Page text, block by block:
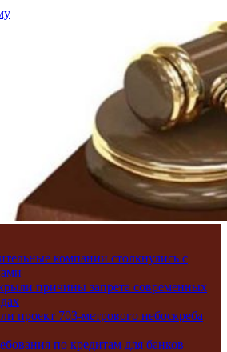
компании столкнулись с
причины запрета современных
проект 703-метрового небоскреба
по кредитам для банков